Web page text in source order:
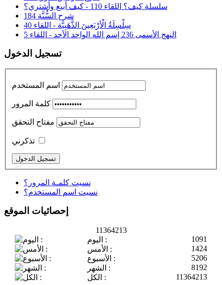
سلسلة كيف؟ اللقاء 110 - كيف أبيع وأشتري؟
شرح السُّنَّة 184
سِلْسِلَةُ الْأرْبَعِينَ الذَّهَبِيَّة - اللقاء 40
النهج الأسمى 236 إسم الله الواحد الأحد - اللقاء 5
تسجيل الدخول
اسم المستخدم
كلمة المرور
مفتاح التحقق
تذكرني
نسيت كلمـة المرور؟
نسيت اسم المستخدم؟
إحصائيات الموقع
11364213
اليوم :
1091
الأمس :
1424
الأسبوع :
5206
الشهر :
8192
الكل :
11364213